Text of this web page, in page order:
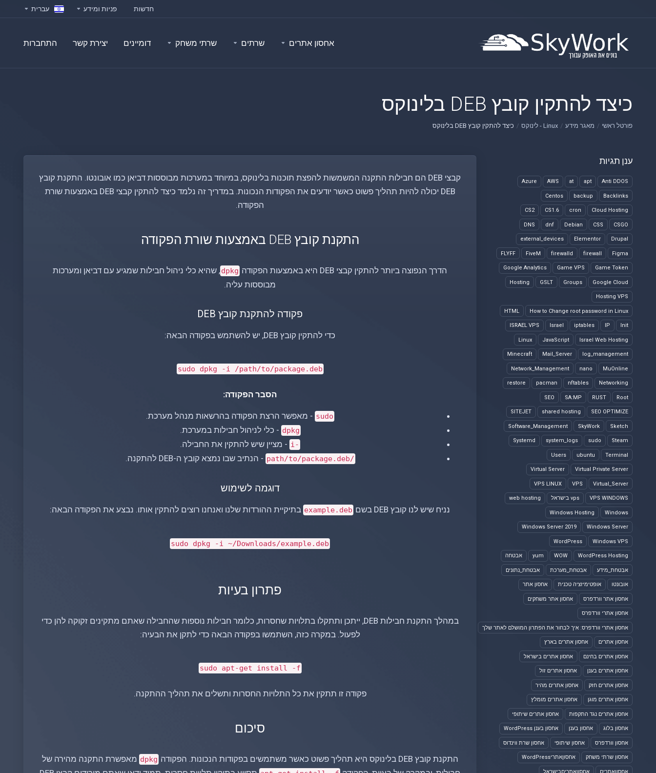
חדשות פניות ומידע עברית
אחסון אתרים שרתים שרתי משחק דומיינים יצירת קשר התחברות
כיצד להתקין קובץ DEB בלינוקס
פורטל ראשי מאגר מידע Linux - לינוקס כיצד להתקין קובץ DEB בלינוקס
ענן תגיות
Anti DDOS
apt
at
AWS
Azure
Backlinks
backup
Centos
Cloud Hosting
cron
CS1.6
CS2
CSGO
CSS
Debian
dnf
DNS
Drupal
Elementor
external_devices
Figma
firewall
firewalld
FiveM
FLYFF
Game Token
Game VPS
Google Analytics
Google Cloud
Groups
GSLT
Hosting
Hosting VPS
How to Change root password in Linux
HTML
Init
IP
iptables
Israel
ISRAEL VPS
Israel Web Hosting
JavaScript
Linux
log_management
Mail_Server
Minecraft
MuOnline
nano
Network_Management
Networking
nftables
pacman
restore
Root
RUST
SA:MP
SEO
SEO OPTIMIZE
shared hosting
SITEJET
Sketch
SkyWork
Software_Management
Steam
sudo
system_logs
Systemd
Terminal
ubuntu
Users
Virtual Private Server
Virtual Server
Virtual_Server
VPS
VPS LINUX
VPS WINDOWS vps בישראל web hosting
Windows
Windows Hosting
Windows Server
Windows Server 2019
Windows VPS
WordPress
WordPress Hosting
WOW
yum אבטחה
אבטחת_מידע אבטחת_מערכת אבטחת_נתונים
אובונטו אופטימיזציה טכנית אחסון אתר
אחסון אתר וורדפרס אחסון אתר משחקים
אחסון אתרי וורדפרס
אחסון אתרי וורדפרס: איך לבחור את הפתרון המושלם לאתר שלך
אחסון אתרים אחסון אתרים בארץ
אחסון אתרים בחינם אחסון אתרים בישראל
אחסון אתרים בענן אחסון אתרים זול
אחסון אתרים חזק אחסון אתרים מהיר
אחסון אתרים מוגן אחסון אתרים מומלץ
אחסון אתרים נגד התקפות אחסון אתרים שיתופי
אחסון בלוג אחסון בענן אחסון בענן WordPress
אחסון וורדפרס אחסון שיתופי אחסון שרת ווינדוס
אחסון שרתי משחק אחסוןאתריWordPress
אחסוןאתרים אחסוןאתריםבישראל
קבצי DEB הם חבילות התקנה המשמשות להפצת תוכנות בלינוקס, במיוחד במערכות מבוססות דביאן כמו אובונטו. התקנת קובץ
DEB יכולה להיות תהליך פשוט כאשר יודעים את הפקודות הנכונות. במדריך זה נלמד כיצד להתקין קבצי DEB באמצעות שורת
הפקודה.
התקנת קובץ DEB באמצעות שורת הפקודה
הדרך הנפוצה ביותר להתקין קבצי DEB היא באמצעות הפקודה dpkg, שהיא כלי ניהול חבילות שמגיע עם דביאן ומערכות
מבוססות עליה.
פקודה להתקנת קובץ DEB
כדי להתקין קובץ DEB, יש להשתמש בפקודה הבאה:
sudo dpkg -i /path/to/package.deb
הסבר הפקודה:
sudo - מאפשר הרצת הפקודה בהרשאות מנהל מערכת.
dpkg - כלי לניהול חבילות במערכת.
-i - מציין שיש להתקין את החבילה.
/path/to/package.deb - הנתיב שבו נמצא קובץ ה-DEB להתקנה.
דוגמה לשימוש
נניח שיש לנו קובץ DEB בשם example.deb בתיקיית ההורדות שלנו ואנחנו רוצים להתקין אותו. נבצע את הפקודה הבאה:
sudo dpkg -i ~/Downloads/example.deb
פתרון בעיות
במהלך התקנת חבילות DEB, ייתכן ותתקלו בתלויות שחסרות, כלומר חבילות נוספות שהחבילה שאתם מתקינים זקוקה להן כדי
לפעול. במקרה כזה, השתמשו בפקודה הבאה כדי לתקן את הבעיה:
sudo apt-get install -f
פקודה זו תתקין את כל התלויות החסרות ותשלים את תהליך ההתקנה.
סיכום
התקנת קובץ DEB בלינוקס היא תהליך פשוט כאשר משתמשים בפקודות הנכונות. הפקודה dpkg מאפשרת התקנה מהירה של